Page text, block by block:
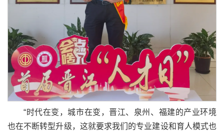
“时代在变，城市在变，晋江、泉州、福建的产业环境
也在不断转型升级，这就要求我们的专业建设和育人模式也